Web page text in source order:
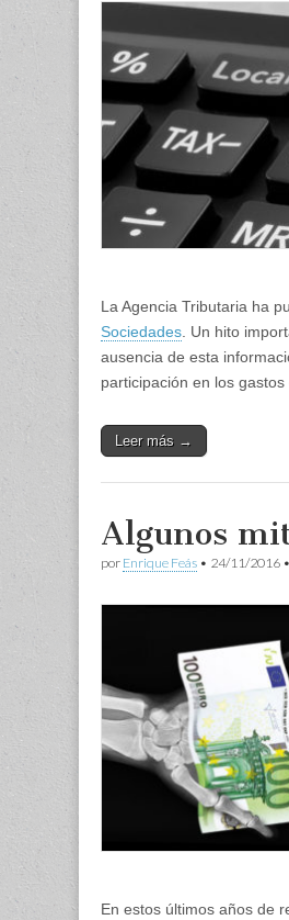
La Agencia Tributaria ha
Sociedades . Un hito
ausencia de esta
participación en los gastos
Leer más →
Algunos
por Enrique Feás • 24/11/2016 •
En estos últimos años de